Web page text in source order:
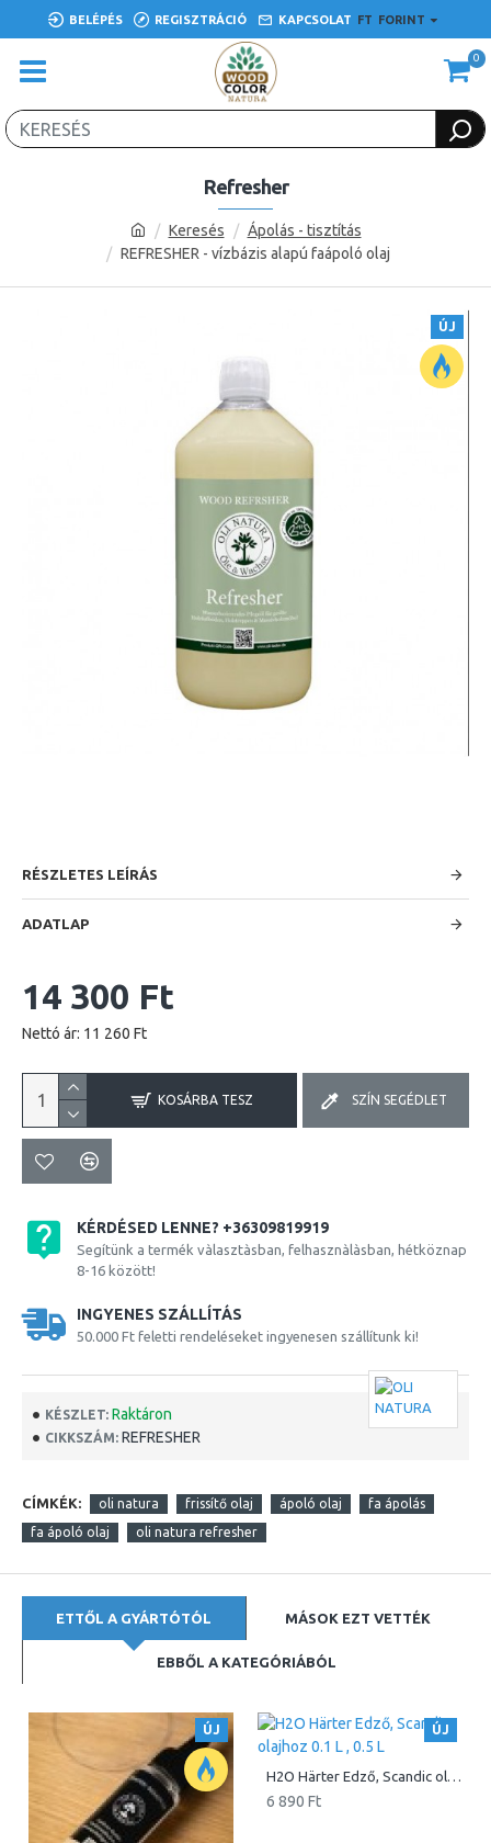
BELÉPÉS REGISZTRÁCIÓ KAPCSOLAT FT FORINT
0
Keresés
Ápolás - tisztítás
REFRESHER - vízbázis alapú faápoló olaj
Refresher
ÚJ
RÉSZLETES LEÍRÁS
ADATLAP
KÉRDÉSED LENNE? +36309819919
Segítünk a termék vàlasztàsban, felhasznàlàsban, hétköznap
8-16 között!
INGYENES SZÁLLÍTÁS
50.000 Ft feletti rendeléseket ingyenesen szállítunk ki!
KÉSZLET: Raktáron
CIKKSZÁM: REFRESHER
14 300 Ft
Nettó ár: 11 260 Ft
KOSÁRBA TESZ SZÍN SEGÉDLET
CÍMKÉK: oli natura frissítő olaj ápoló olaj fa ápolás
fa ápoló olaj oli natura refresher
ETTŐL A GYÁRTÓTÓL MÁSOK EZT VETTÉK
EBBŐL A KATEGÓRIÁBÓL
ÚJ ÚJ
H2O Härter Edző, Scandic olajhoz 0.1 L , 0.5 L
6 890 Ft